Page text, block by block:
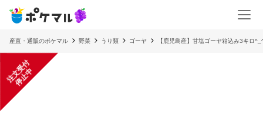
産直・通販のポケマル 野菜 うり類 ゴーヤ 【鹿児島産】甘塩ゴーヤ箱込み3キロ
注
文
受
付
停
止
中